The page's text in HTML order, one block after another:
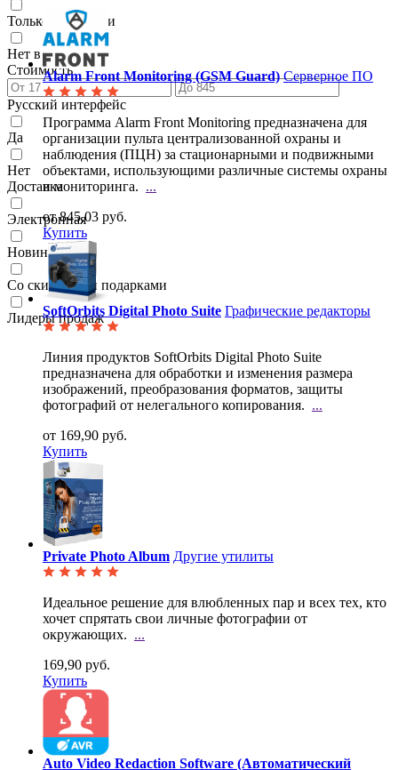
Только в наличии
Нет в наличии
Стоимость
Русский интерфейс
Да
Нет
Доставка
Электронная
Новинки
Со скидками и подарками
Лидеры продаж
Alarm Front Monitoring (GSM Guard) Серверное ПО
Программа Alarm Front Monitoring предназначена для
организации пульта централизованной охраны и
наблюдения (ПЦН) за стационарными и подвижными
объектами, использующими различные системы охраны
и мониторинга. ...
от 845,03 руб.
Купить
SoftOrbits Digital Photo Suite Графические редакторы
Линия продуктов SoftOrbits Digital Photo Suite
предназначена для обработки и изменения размера
изображений, преобразования форматов, защиты
фотографий от нелегального копирования. ...
от 169,90 руб.
Купить
Private Photo Album Другие утилиты
Идеальное решение для влюбленных пар и всех тех, кто
хочет спрятать свои личные фотографии от
окружающих. ...
169,90 руб.
Купить
Auto Video Redaction Software (Автоматический